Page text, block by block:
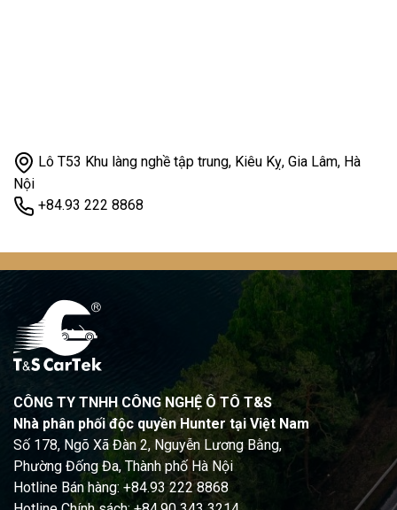
Lô T53 Khu làng nghề tập trung, Kiêu Kỵ, Gia Lâm, Hà
Nội
+84.93 222 8868
CÔNG TY TNHH CÔNG NGHỆ Ô TÔ T&S
Nhà phân phối độc quyền Hunter tại Việt Nam
Số 178, Ngõ Xã Đàn 2, Nguyễn Lương Bằng,
Phường Đống Đa, Thành phố Hà Nội
Hotline Bán hàng: +84.93 222 8868